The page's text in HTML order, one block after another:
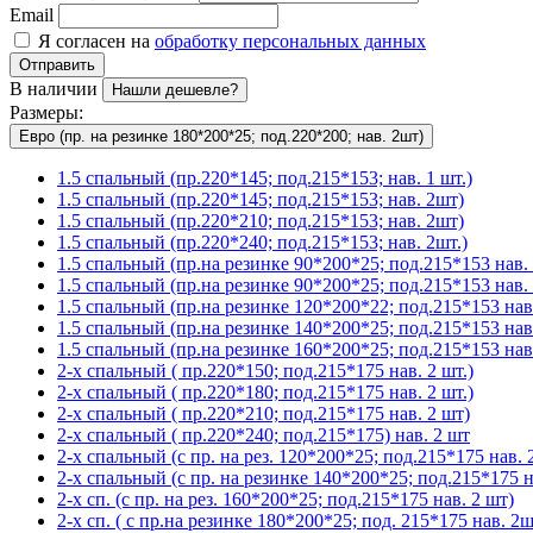
Email
Я согласен на обработку персональных данных
Отправить
В наличии Нашли дешевле?
Размеры:
Евро (пр. на резинке 180*200*25; под.220*200; нав. 2шт)
1.5 спальный (пр.220*145; под.215*153; нав. 1 шт.)
1.5 спальный (пр.220*145; под.215*153; нав. 2шт)
1.5 спальный (пр.220*210; под.215*153; нав. 2шт)
1.5 спальный (пр.220*240; под.215*153; нав. 2шт.)
1.5 спальный (пр.на резинке 90*200*25; под.215*153
1.5 спальный (пр.на резинке 90*200*25; под.215*153
1.5 спальный (пр.на резинке 120*200*22; под.215*153
1.5 спальный (пр.на резинке 140*200*25; под.215*153
1.5 спальный (пр.на резинке 160*200*25; под.215*153
2-х спальный ( пр.220*150; под.215*175 нав. 2 шт.)
2-х спальный ( пр.220*180; под.215*175 нав. 2 шт.)
2-х спальный ( пр.220*210; под.215*175 нав. 2 шт)
2-х спальный ( пр.220*240; под.215*175) нав. 2 шт
2-х спальный (с пр. на рез. 120*200*25; под.215*175 нав.
2-х спальный (с пр. на резинке 140*200*25; под.215*175
2-х сп. (с пр. на рез. 160*200*25; под.215*175 нав. 2 шт)
2-х сп. ( с пр.на резинке 180*200*25; под. 215*175 нав.